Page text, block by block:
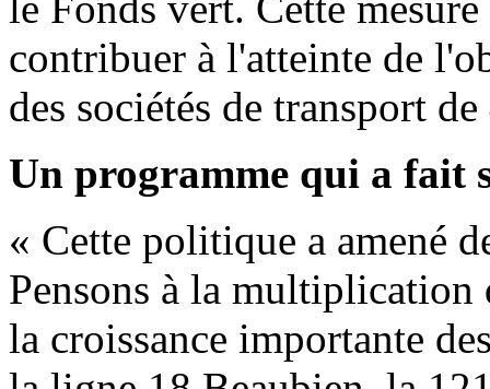
contribuer à l'atteinte de
des sociétés de transport
Un programme qui a fait
« Cette politique a amené
Pensons à la multiplication
la croissance importante